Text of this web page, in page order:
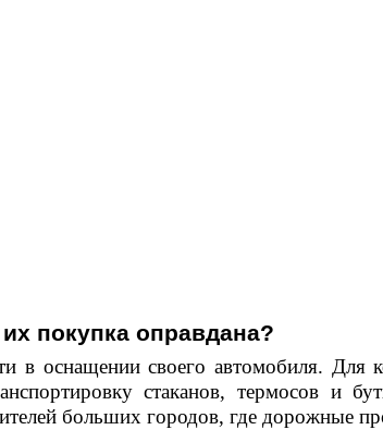
покупка оправдана?
в оснащении своего автомобиля. Для
стаканов, термосов и
больших городов, где дорожные